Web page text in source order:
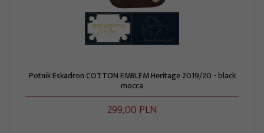
Potnik Eskadron COTTON EMBLEM Heritage 2019/20 - black
mocca
299,00 PLN